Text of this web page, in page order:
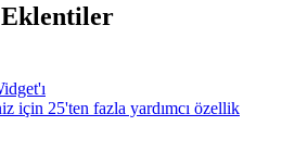
Eklentiler
için 25'ten fazla yardımcı özellik